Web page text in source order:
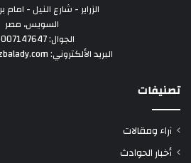
الزراير - شارع النيل - امام
السويس، مصر
الجوال: 01007147647
البريد الألكتروني: admin@suezbalady.com
تصنيفات
آراء ومقالات
أخبار الحوادث